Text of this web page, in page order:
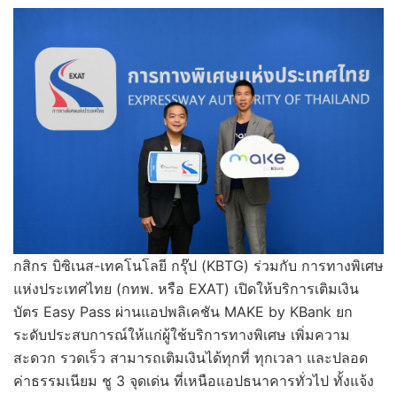
กสิกร บิซิเนส-เทคโนโลยี กรุ๊ป (KBTG) ร่วมกับ การทางพิเศษ
แห่งประเทศไทย (กทพ. หรือ EXAT) เปิดให้บริการเติมเงิน
บัตร Easy Pass ผ่านแอปพลิเคชัน MAKE by KBank ยก
ระดับประสบการณ์ให้แก่ผู้ใช้บริการทางพิเศษ เพิ่มความ
สะดวก รวดเร็ว สามารถเติมเงินได้ทุกที่ ทุกเวลา และปลอด
ค่าธรรมเนียม ชู 3 จุดเด่น ที่เหนือแอปธนาคารทั่วไป ทั้งแจ้ง